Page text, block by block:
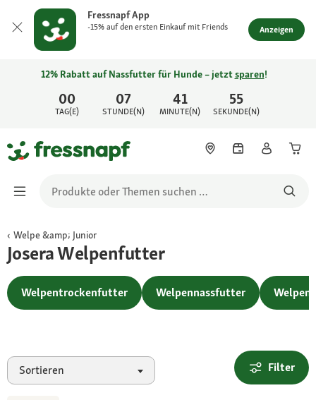
Fressnapf App
-15% auf den ersten Einkauf mit Friends Anzeigen
00
TAG(E)
07
STUNDE(N)
41
MINUTE(N)
55
SEKUNDE(N)
12% Rabatt auf Nassfutter für Hunde – jetztsparen!
Welpe &amp; Junior
Josera Welpenfutter
Welpentrockenfutter Welpennassfutter
Sortieren Filter